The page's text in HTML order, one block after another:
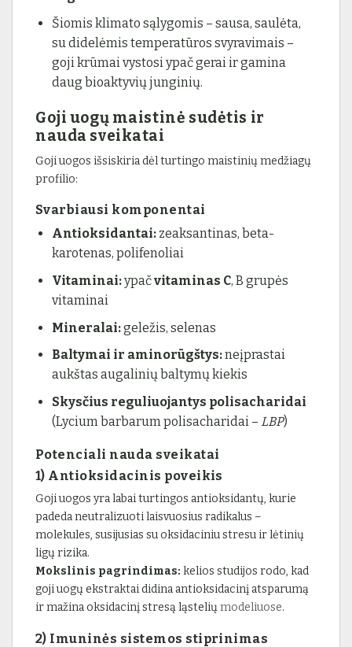
Šiomis klimato sąlygomis – sausa, saulėta,
su didelėmis temperatūros svyravimais –
goji krūmai vystosi ypač gerai ir gamina
daug bioaktyvių junginių.
Goji uogų maistinė sudėtis ir
nauda sveikatai
Goji uogos išsiskiria dėl turtingo maistinių medžiagų
profilio:
Svarbiausi komponentai
Antioksidantai:zeaksantinas, beta-
karotenas, polifenoliai
Vitaminai:ypačvitaminas C, B grupės
vitaminai
Mineralai:geležis, selenas
Baltymai ir aminorūgštys:neįprastai
aukštas augalinių baltymų kiekis
Skysčius reguliuojantys polisacharidai
(Lycium barbarum polisacharidai – LBP)
Potenciali nauda sveikatai
1) Antioksidacinis poveikis
Goji uogos yra labai turtingos antioksidantų, kurie
padeda neutralizuoti laisvuosius radikalus –
molekules, susijusias su oksidaciniu stresu ir lėtinių
ligų rizika.
Mokslinis pagrindimas: kelios studijos rodo, kad
goji uogų ekstraktai didina antioksidacinį atsparumą
ir mažina oksidacinį stresą ląsteliųmodeliuose.
2) Imuninės sistemos stiprinimas